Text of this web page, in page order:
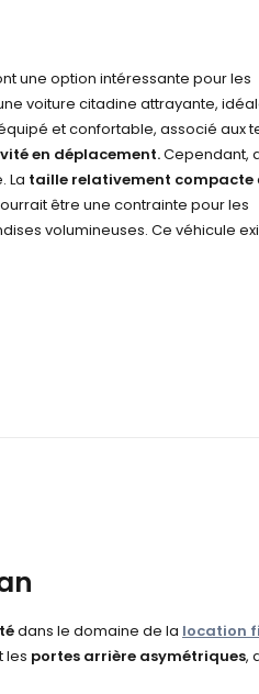
une option intéressante pour les
voiture citadine attrayante,
et confortable, associé aux
en déplacement.Cependant,
La taille relativement compacte
être une contrainte pour les
volumineuses. Ce véhicule e
dans le domaine de la location
les portes arrière asymétriques,